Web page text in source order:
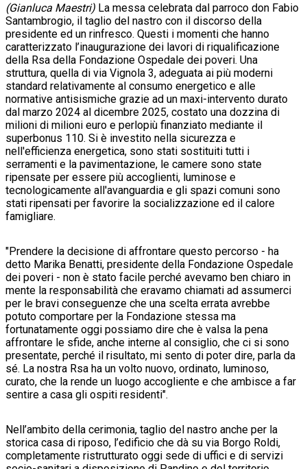
(Gianluca Maestri) La messa celebrata dal parroco don Fabio
Santambrogio, il taglio del nastro con il discorso della
presidente ed un rinfresco. Questi i momenti che hanno
caratterizzato l’inaugurazione dei lavori di riqualificazione
della Rsa della Fondazione Ospedale dei poveri. Una
struttura, quella di via Vignola 3, adeguata ai più moderni
standard relativamente al consumo energetico e alle
normative antisismiche grazie ad un maxi-intervento durato
dal marzo 2024 al dicembre 2025, costato una dozzina di
milioni di milioni euro e perlopiù finanziato mediante il
superbonus 110. Si è investito nella sicurezza e
nell'efficienza energetica, sono stati sostituiti tutti i
serramenti e la pavimentazione, le camere sono state
ripensate per essere più accoglienti, luminose e
tecnologicamente all'avanguardia e gli spazi comuni sono
stati ripensati per favorire la socializzazione ed il calore
famigliare.
"Prendere la decisione di affrontare questo percorso - ha
detto Marika Benatti, presidente della Fondazione Ospedale
dei poveri - non è stato facile perché avevamo ben chiaro in
mente la responsabilità che eravamo chiamati ad assumerci
per le bravi conseguenze che una scelta errata avrebbe
potuto comportare per la Fondazione stessa ma
fortunatamente oggi possiamo dire che è valsa la pena
affrontare le sfide, anche interne al consiglio, che ci si sono
presentate, perché il risultato, mi sento di poter dire, parla da
sé. La nostra Rsa ha un volto nuovo, ordinato, luminoso,
curato, che la rende un luogo accogliente e che ambisce a far
sentire a casa gli ospiti residenti".
Nell’ambito della cerimonia, taglio del nastro anche per la
storica casa di riposo, l’edificio che dà su via Borgo Roldi,
completamente ristrutturato oggi sede di uffici e di servizi